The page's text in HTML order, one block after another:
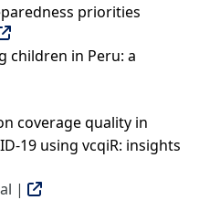
priorities
children in Peru: a
coverage quality in
19 using vcqiR: insights
|